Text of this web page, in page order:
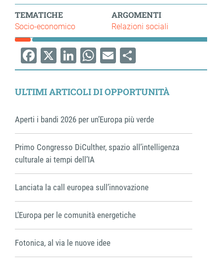
TEMATICHE
Socio-economico
ARGOMENTI
Relazioni sociali
Facebook
X LinkedIn
WhatsApp
EmailShare
ULTIMI ARTICOLI DI OPPORTUNITÀ
Aperti i bandi 2026 per un’Europa più verde
Primo Congresso DiCulther, spazio all’intelligenza
culturale ai tempi dell’IA
Lanciata la call europea sull’innovazione
L’Europa per le comunità energetiche
Fotonica, al via le nuove idee